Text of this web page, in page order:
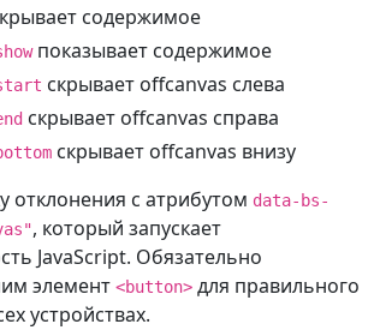
содержимое
показывает содержимое
скрывает offcanvas слева
скрывает offcanvas справа
скрывает offcanvas внизу
отклонения с атрибутом data-bs-
, который запускает
JavaScript. Обязательно
элемент <button> для правильного
устройствах.